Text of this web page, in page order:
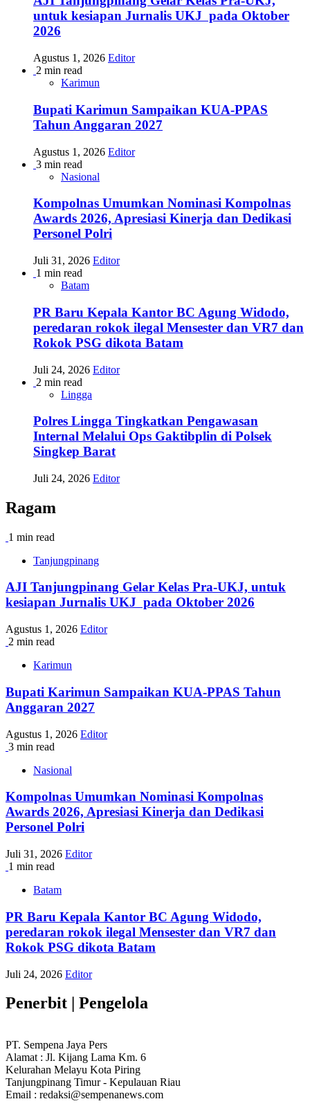
untuk kesiapan Jurnalis UKJ pada Oktober
2026
Agustus 1, 2026 Editor
2 min read
Karimun
Bupati Karimun Sampaikan KUA-PPAS
Tahun Anggaran 2027
Agustus 1, 2026 Editor
3 min read
Nasional
Kompolnas Umumkan Nominasi Kompolnas
Awards 2026, Apresiasi Kinerja dan Dedikasi
Personel Polri
Juli 31, 2026 Editor
1 min read
Batam
PR Baru Kepala Kantor BC Agung Widodo,
peredaran rokok ilegal Mensester dan VR7 dan
Rokok PSG dikota Batam
Juli 24, 2026 Editor
2 min read
Lingga
Polres Lingga Tingkatkan Pengawasan
Internal Melalui Ops Gaktibplin di Polsek
Singkep Barat
Juli 24, 2026 Editor
Ragam
1 min read
Tanjungpinang
AJI Tanjungpinang Gelar Kelas Pra-UKJ, untuk
kesiapan Jurnalis UKJ pada Oktober 2026
Agustus 1, 2026 Editor
2 min read
Karimun
Bupati Karimun Sampaikan KUA-PPAS Tahun
Anggaran 2027
Agustus 1, 2026 Editor
3 min read
Nasional
Kompolnas Umumkan Nominasi Kompolnas
Awards 2026, Apresiasi Kinerja dan Dedikasi
Personel Polri
Juli 31, 2026 Editor
1 min read
Batam
PR Baru Kepala Kantor BC Agung Widodo,
peredaran rokok ilegal Mensester dan VR7 dan
Rokok PSG dikota Batam
Juli 24, 2026 Editor
Penerbit | Pengelola
PT. Sempena Jaya Pers
Alamat : Jl. Kijang Lama Km. 6
Kelurahan Melayu Kota Piring
Tanjungpinang Timur - Kepulauan Riau
Email : redaksi@sempenanews.com